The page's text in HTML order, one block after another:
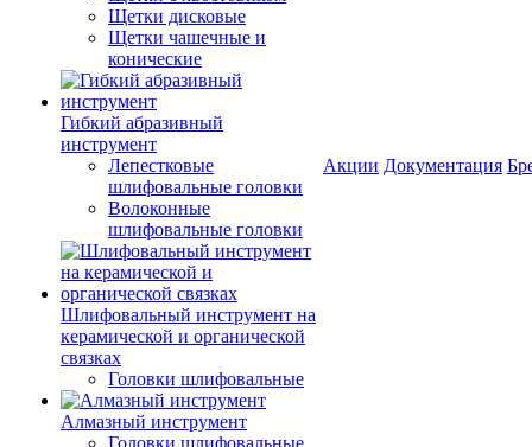
Щетки дисковые
Щетки чашечные и
конические
Гибкий абразивный
инструмент
Лепестковые
шлифовальные головки
Волоконные
шлифовальные головки
Шлифовальный инструмент на
керамической и органической
связках
Головки шлифовальные
Алмазный инструмент
Головки шлифовальные
Акции Документация